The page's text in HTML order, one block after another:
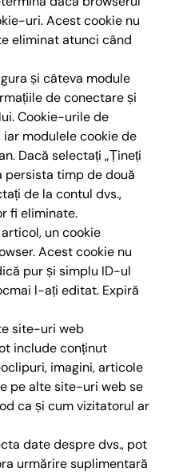
uri. Acest cookie nu
eliminat atunci când
și câteva module
de conectare și
Cookie-urile de
modulele cookie de
Dacă selectați „Țineți
persista timp de două
de la contul dvs.,
fi eliminate.
un cookie
Acest cookie nu
pur și simplu ID-ul
l-ați editat. Expiră
site-uri web
include conținut
imagini, articole
pe alte site-uri web se
ca și cum vizitatorul ar
date despre dvs., pot
urmărire suplimentară